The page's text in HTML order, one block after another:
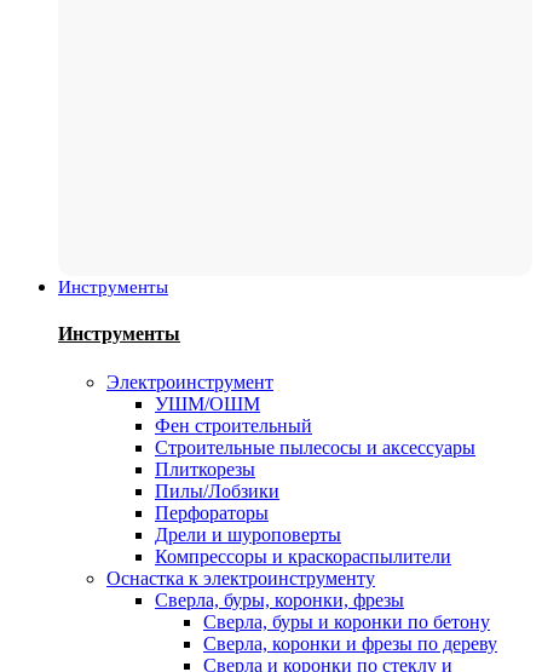
Инструменты
Инструменты
Электроинструмент
УШМ/ОШМ
Фен строительный
Строительные пылесосы и аксессуары
Плиткорезы
Пилы/Лобзики
Перфораторы
Дрели и шуроповерты
Компрессоры и краскораспылители
Оснастка к электроинструменту
Сверла, буры, коронки, фрезы
Сверла, буры и коронки по бетону
Сверла, коронки и фрезы по дереву
Сверла и коронки по стеклу и